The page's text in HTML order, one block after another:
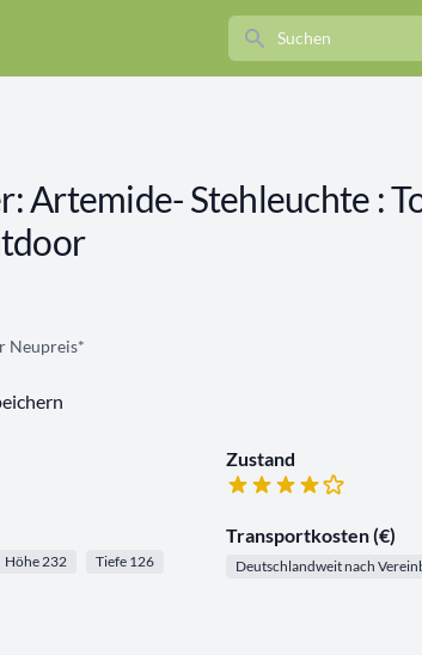
Search
Artemide- Stehleuchte :
Neupreis*
Zustand
Höhe 232 Tiefe 126
Transportkosten (€)
Deutschlandweit nach